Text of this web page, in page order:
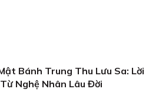
Bánh Trung Thu Lưu Sa: Lời
Nghệ Nhân Lâu Đời